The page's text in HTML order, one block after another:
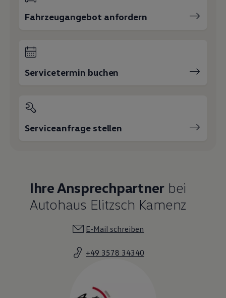
Fahrzeugangebot anfordern
Servicetermin buchen
Serviceanfrage stellen
Ihre Ansprechpartner bei
Autohaus Elitzsch Kamenz
E-Mail schreiben
+49 3578 34340